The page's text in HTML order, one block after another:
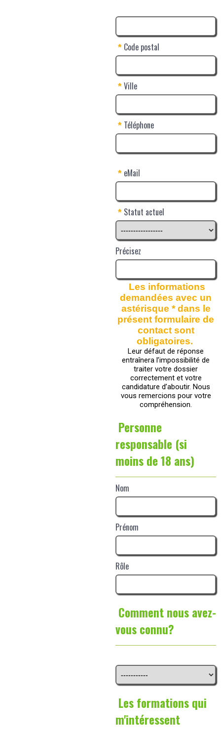
* Code postal
* Ville
* Téléphone
* eMail
* Statut actuel
Précisez
Les informations
demandées avec un
astérisque * dans le
présent formulaire de
contact sont
obligatoires.
Leur défaut de réponse
entraînera l’impossibilité de
traiter votre dossier
correctement et votre
candidature d’aboutir. Nous
vous remercions pour votre
compréhension.
Personne
responsable (si
moins de 18 ans)
Nom
Prénom
Rôle
Comment nous avez-
vous connu?
Les formations qui
m'intéressent